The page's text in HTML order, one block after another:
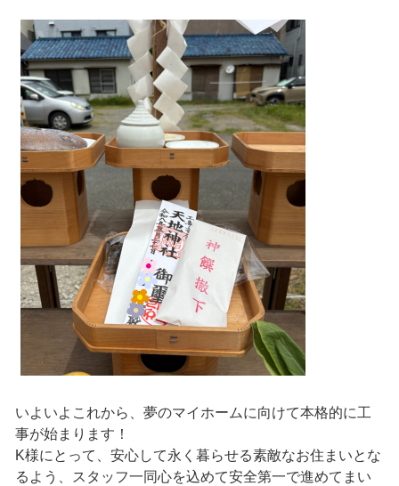
いよいよこれから、夢のマイホームに向けて本格的に工
事が始まります！
K様にとって、安心して永く暮らせる素敵なお住まいとな
るよう、スタッフ一同心を込めて安全第一で進めてまい